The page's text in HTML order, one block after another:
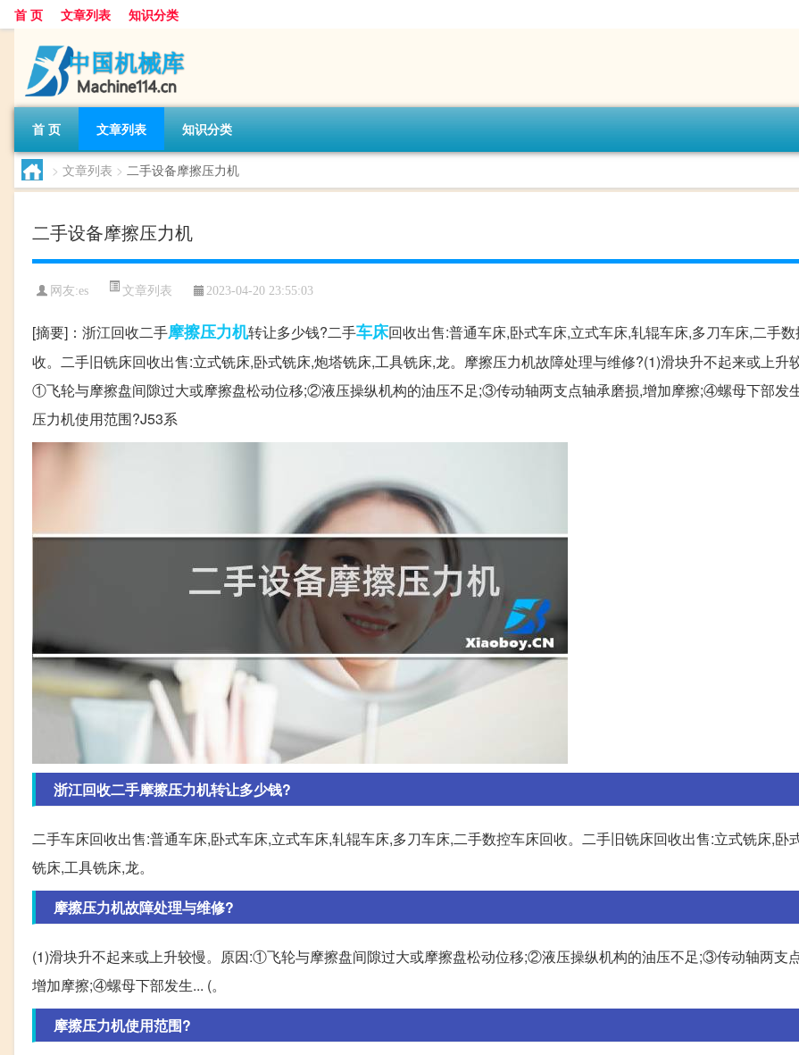
首 页 文章列表 知识分类
首 页 文章列表 知识分类
> 文章列表 > 二手设备摩擦压力机
二手设备摩擦压力机
网友:es 文章列表 2023-04-20 23:55:03
[摘要]：浙江回收二手摩擦压力机转让多少钱?二手车床回收出售:普通车床,卧式车床,立式车床,轧辊车床,多刀车床,二手
收。二手旧铣床回收出售:立式铣床,卧式铣床,炮塔铣床,工具铣床,龙。摩擦压力机故障处理与维修?(1)滑块升不起来或上升
①飞轮与摩擦盘间隙过大或摩擦盘松动位移;②液压操纵机构的油压不足;③传动轴两支点轴承磨损,增加摩擦;④螺母下部发
压力机使用范围?J53系
浙江回收二手摩擦压力机转让多少钱?
二手车床回收出售:普通车床,卧式车床,立式车床,轧辊车床,多刀车床,二手数控车床回收。二手旧铣床回收出售:立式铣床,卧
铣床,工具铣床,龙。
摩擦压力机故障处理与维修?
(1)滑块升不起来或上升较慢。原因:①飞轮与摩擦盘间隙过大或摩擦盘松动位移;②液压操纵机构的油压不足;③传动轴两支
增加摩擦;④螺母下部发生... (。
摩擦压力机使用范围?